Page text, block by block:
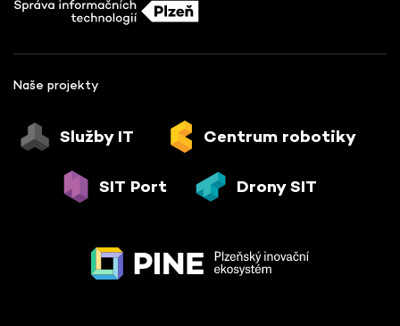
Naše projekty
Služby IT Centrum robotiky
SIT Port Drony SIT